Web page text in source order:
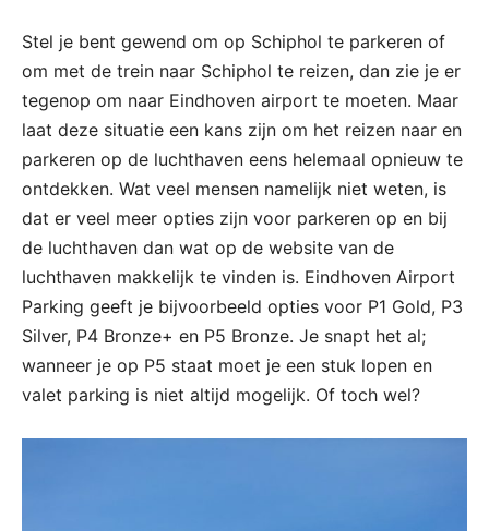
Stel je bent gewend om op Schiphol te parkeren of
om met de trein naar Schiphol te reizen, dan zie je er
tegenop om naar Eindhoven airport te moeten. Maar
laat deze situatie een kans zijn om het reizen naar en
parkeren op de luchthaven eens helemaal opnieuw te
ontdekken. Wat veel mensen namelijk niet weten, is
dat er veel meer opties zijn voor parkeren op en bij
de luchthaven dan wat op de website van de
luchthaven makkelijk te vinden is. Eindhoven Airport
Parking geeft je bijvoorbeeld opties voor P1 Gold, P3
Silver, P4 Bronze+ en P5 Bronze. Je snapt het al;
wanneer je op P5 staat moet je een stuk lopen en
valet parking is niet altijd mogelijk. Of toch wel?